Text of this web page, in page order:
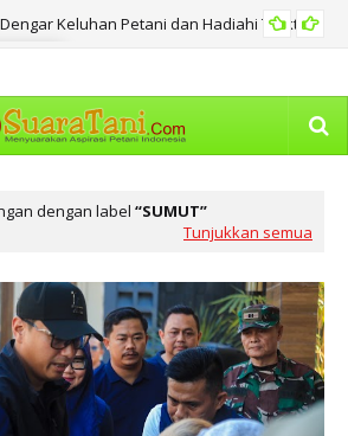
Keluhan Petani dan Hadiahi Traktor
dengan label
SUMUT
Tunjukkan semua